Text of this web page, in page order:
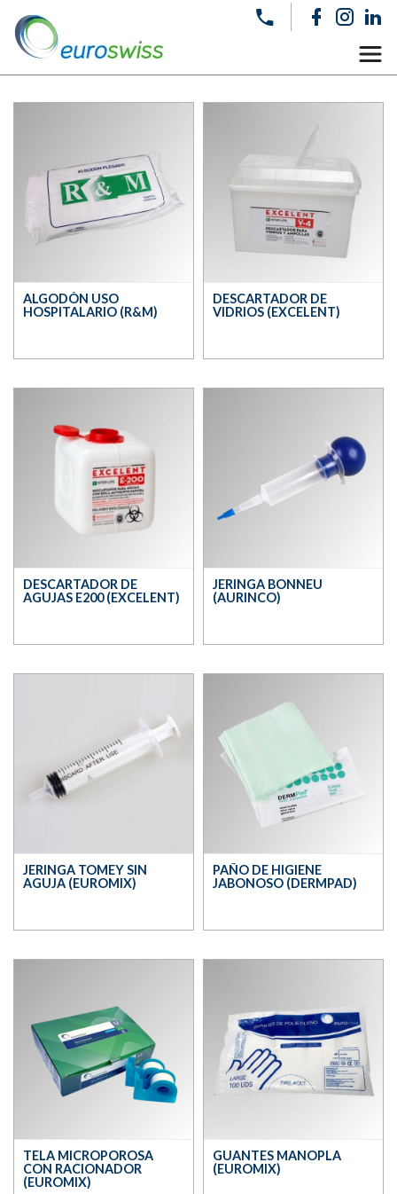
ALGODÓN USO
HOSPITALARIO (R&M)
DESCARTADOR DE
VIDRIOS (EXCELENT)
DESCARTADOR DE
AGUJAS E200 (EXCELENT)
JERINGA BONNEU
(AURINCO)
JERINGA TOMEY SIN
AGUJA (EUROMIX)
PAÑO DE HIGIENE
JABONOSO (DERMPAD)
TELA MICROPOROSA
CON RACIONADOR
(EUROMIX)
GUANTES MANOPLA
(EUROMIX)